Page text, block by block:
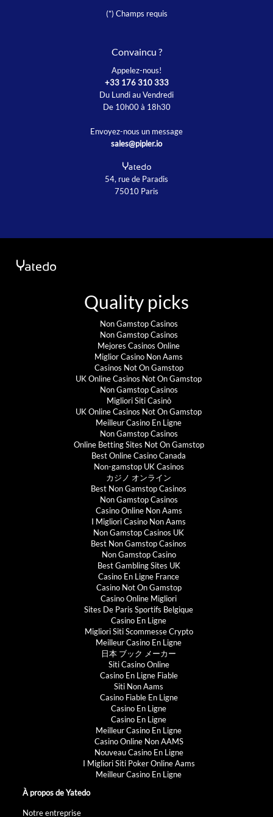
(*) Champs requis
Convaincu ?
Appelez-nous!
+33 176 310 333
Du Lundi au Vendredi
De 10h00 à 18h30
Envoyez-nous un message
sales@pipler.io
54, rue de Paradis
75010 Paris
Quality picks
Non Gamstop Casinos
Non Gamstop Casinos
Mejores Casinos Online
Miglior Casino Non Aams
Casinos Not On Gamstop
UK Online Casinos Not On Gamstop
Non Gamstop Casinos
Migliori Siti Casinò
UK Online Casinos Not On Gamstop
Meilleur Casino En Ligne
Non Gamstop Casinos
Online Betting Sites Not On Gamstop
Best Online Casino Canada
Non-gamstop UK Casinos
カジノ オンライン
Best Non Gamstop Casinos
Non Gamstop Casinos
Casino Online Non Aams
I Migliori Casino Non Aams
Non Gamstop Casinos UK
Best Non Gamstop Casinos
Non Gamstop Casino
Best Gambling Sites UK
Casino En Ligne France
Casino Not On Gamstop
Casino Online Migliori
Sites De Paris Sportifs Belgique
Casino En Ligne
Migliori Siti Scommesse Crypto
Meilleur Casino En Ligne
日本 ブック メーカー
Siti Casino Online
Casino En Ligne Fiable
Siti Non Aams
Casino Fiable En Ligne
Casino En Ligne
Casino En Ligne
Meilleur Casino En Ligne
Casino Online Non AAMS
Nouveau Casino En Ligne
I Migliori Siti Poker Online Aams
Meilleur Casino En Ligne
À propos de Yatedo
Notre entreprise